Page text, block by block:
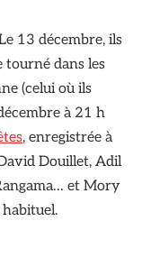
13 décembre, ils
tourné dans les
(celui où ils
à 21 h
, enregistrée à
Douillet, Adil
et Mory